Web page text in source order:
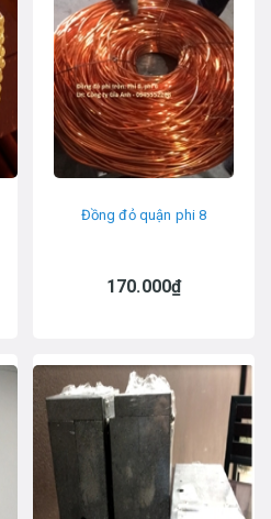
Đồng đỏ quận phi 8
170.000₫